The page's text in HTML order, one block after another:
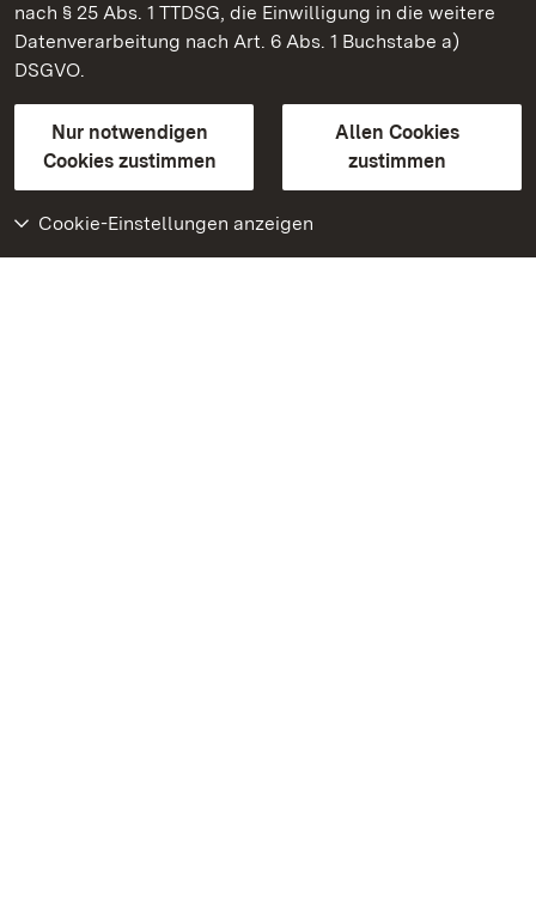
nach § 25 Abs. 1 TTDSG, die Einwilligung in die weitere
Datenverarbeitung nach Art. 6 Abs. 1 Buchstabe a)
DSGVO.
Nur notwendigen
Cookies zustimmen
Allen Cookies
zustimmen
Cookie-Einstellungen anzeigen
Staatliche Schlösser und Gärten Baden-Württemberg
Kontakt
GebärdenspracheLeichte Sprache
Erklärung zur Barrierefreiheit
BITV-konform (geprüfte Seiten)
Weiteres